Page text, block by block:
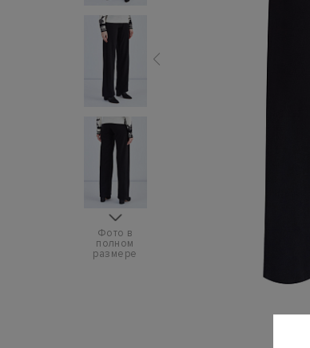
Фото в
полном
размере